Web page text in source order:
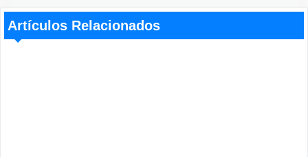
Artículos Relacionados